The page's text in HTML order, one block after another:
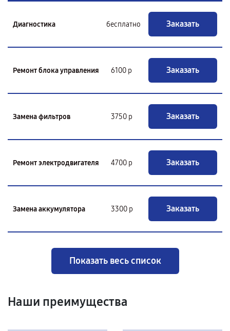
Диагностика бесплатно Заказать
Ремонт блока управления 6100 р Заказать
Замена фильтров 3750 р Заказать
Ремонт электродвигателя 4700 р Заказать
Замена аккумулятора 3300 р Заказать
Показать весь список
Наши преимущества